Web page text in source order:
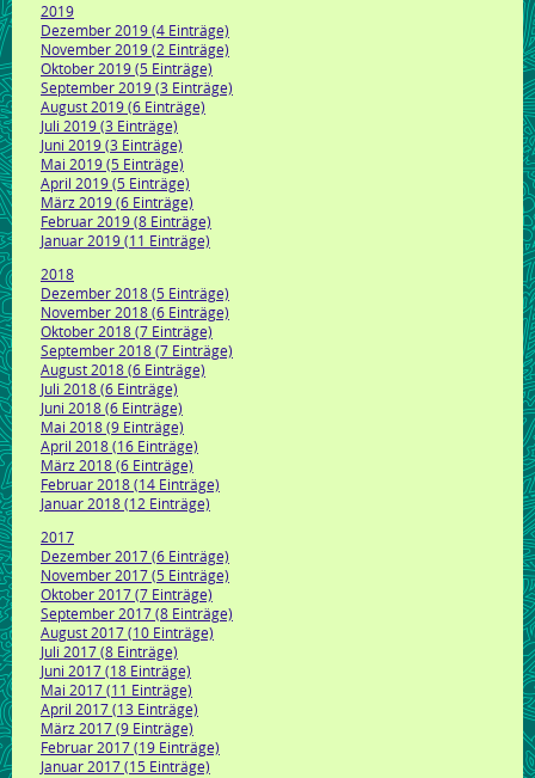
2019
Dezember 2019 (4 Einträge)
November 2019 (2 Einträge)
Oktober 2019 (5 Einträge)
September 2019 (3 Einträge)
August 2019 (6 Einträge)
Juli 2019 (3 Einträge)
Juni 2019 (3 Einträge)
Mai 2019 (5 Einträge)
April 2019 (5 Einträge)
März 2019 (6 Einträge)
Februar 2019 (8 Einträge)
Januar 2019 (11 Einträge)
2018
Dezember 2018 (5 Einträge)
November 2018 (6 Einträge)
Oktober 2018 (7 Einträge)
September 2018 (7 Einträge)
August 2018 (6 Einträge)
Juli 2018 (6 Einträge)
Juni 2018 (6 Einträge)
Mai 2018 (9 Einträge)
April 2018 (16 Einträge)
März 2018 (6 Einträge)
Februar 2018 (14 Einträge)
Januar 2018 (12 Einträge)
2017
Dezember 2017 (6 Einträge)
November 2017 (5 Einträge)
Oktober 2017 (7 Einträge)
September 2017 (8 Einträge)
August 2017 (10 Einträge)
Juli 2017 (8 Einträge)
Juni 2017 (18 Einträge)
Mai 2017 (11 Einträge)
April 2017 (13 Einträge)
März 2017 (9 Einträge)
Februar 2017 (19 Einträge)
Januar 2017 (15 Einträge)